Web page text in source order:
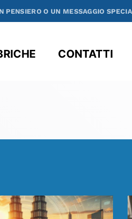
SPECIALE CHE VUOI
CONTATTI